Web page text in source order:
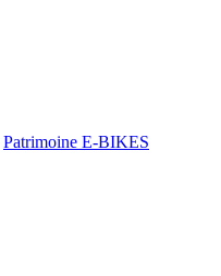
Patrimoine E-BIKES